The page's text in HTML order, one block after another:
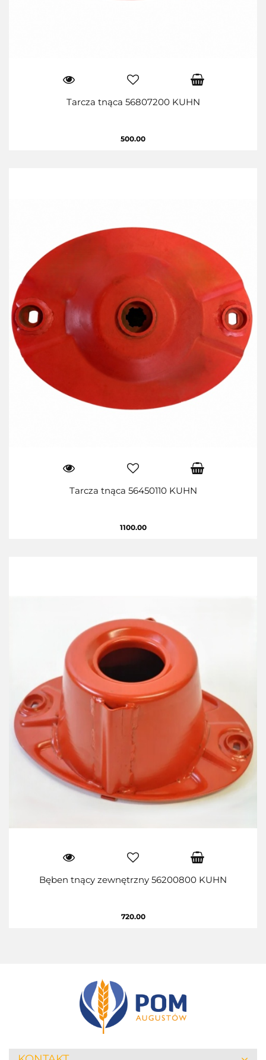
Tarcza tnąca 56807200 KUHN
500.00
Tarcza tnąca 56450110 KUHN
1100.00
Bęben tnący zewnętrzny 56200800 KUHN
720.00